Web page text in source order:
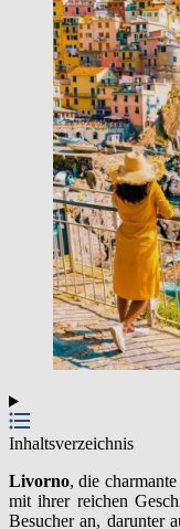
Inhaltsverzeichnis
Livorno, die
mit ihrer reichen
Besucher an, darunter